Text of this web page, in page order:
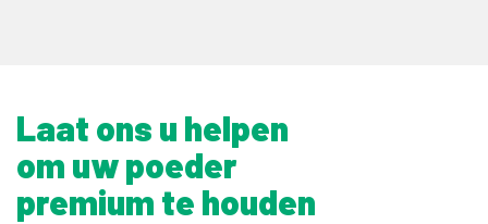
Laat ons u helpen
om uw poeder
premium te houden